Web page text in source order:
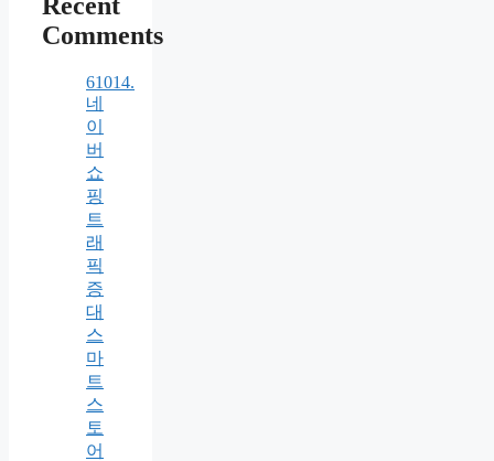
Comments
61014.
네
이
버
쇼
핑
트
래
픽
증
대
스
마
트
스
토
어